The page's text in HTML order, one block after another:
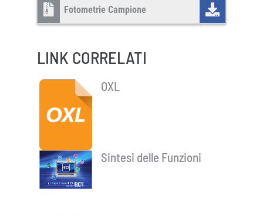
Fotometrie Campione
LINK CORRELATI
OXL
Sintesi delle Funzioni